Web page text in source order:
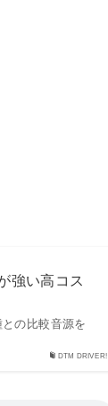
DTM DRIVER!
強い高コス
の比較音源を